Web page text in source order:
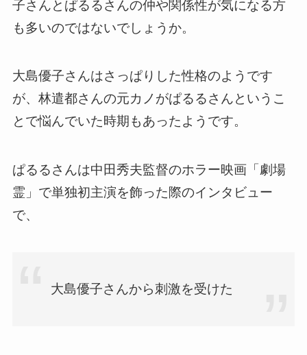
子さんとぱるるさんの仲や関係性が気になる方
も多いのではないでしょうか。
大島優子さんはさっぱりした性格のようです
が、林遣都さんの元カノがぱるるさんというこ
とで悩んでいた時期もあったようです。
ぱるるさんは中田秀夫監督のホラー映画「劇場
霊」で単独初主演を飾った際のインタビュー
で、
大島優子さんから刺激を受けた